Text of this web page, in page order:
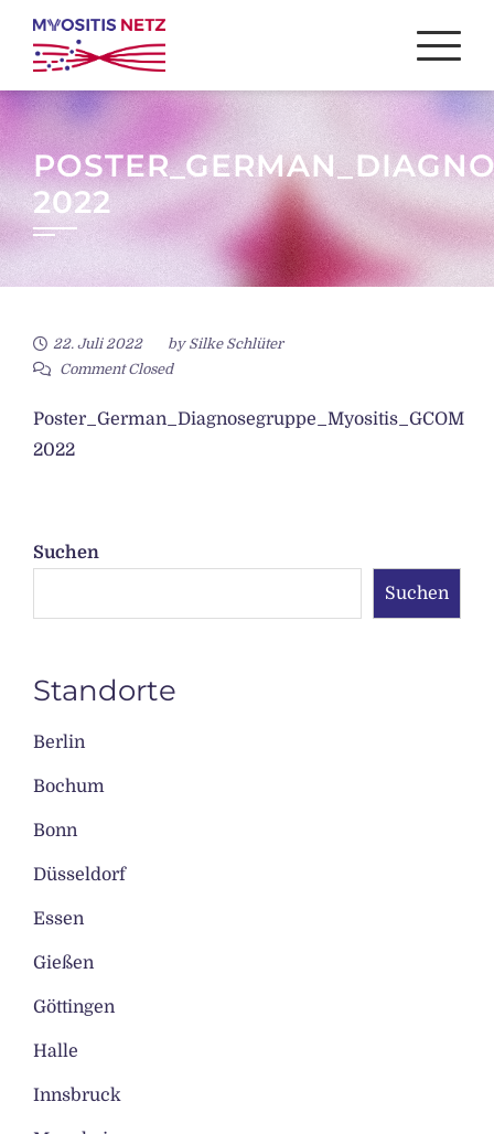
Skip
content
2022
22. Juli 2022 by Silke Schlüter
Comment Closed
Poster_German_Diagnosegruppe_Myositis_GCOM
2022
Suchen
Suchen
Standorte
Berlin
Bochum
Bonn
Düsseldorf
Essen
Gießen
Göttingen
Halle
Innsbruck